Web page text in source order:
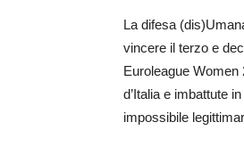
La difesa
vincere il terzo e
Euroleague Women
d’Italia e imbattute
impossibile